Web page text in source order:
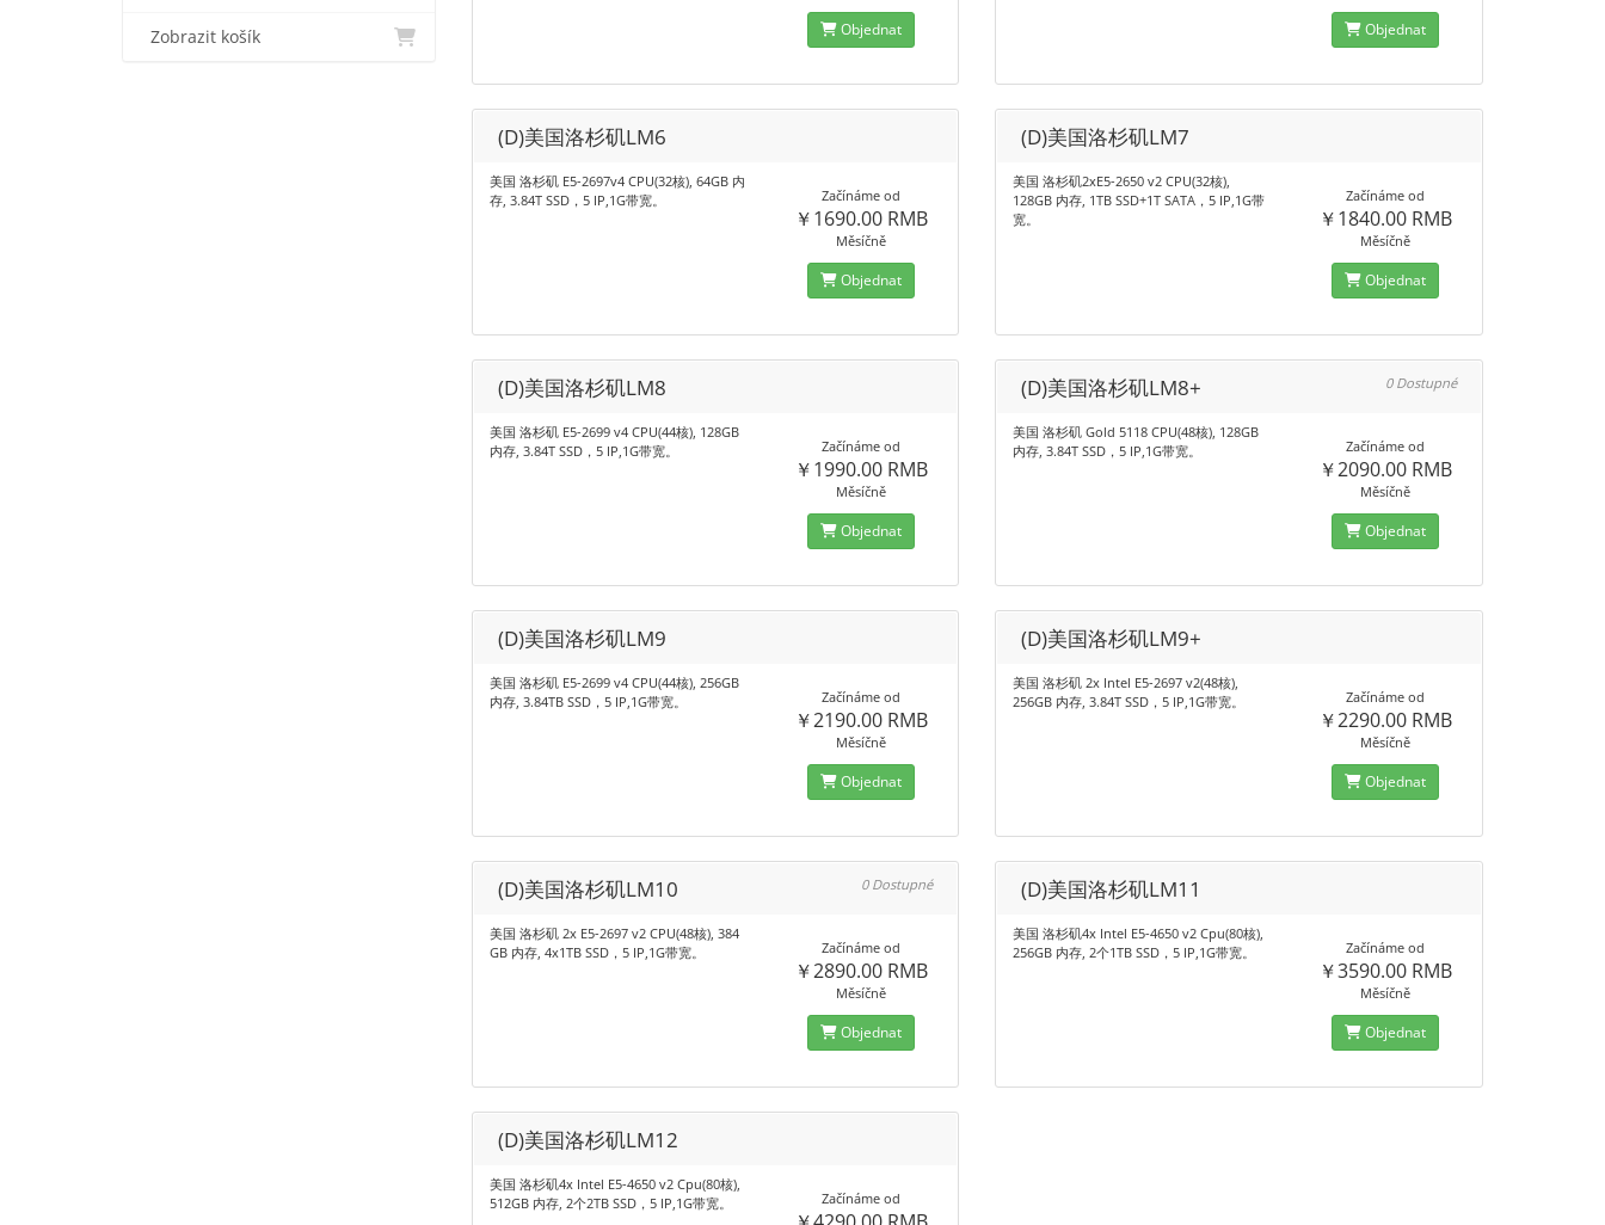
Zobrazit košík Objednat Objednat
(D)美国洛杉矶LM6
美国 洛杉矶 E5-2697v4 CPU(32核), 64GB 内
存, 3.84T SSD，5 IP,1G带宽。
Začínáme od
￥1690.00 RMB
Měsíčně
Objednat
(D)美国洛杉矶LM7
美国 洛杉矶2xE5-2650 v2 CPU(32核),
128GB 内存, 1TB SSD+1T SATA，5 IP,1G带
宽。
Začínáme od
￥1840.00 RMB
Měsíčně
Objednat
(D)美国洛杉矶LM8
美国 洛杉矶 E5-2699 v4 CPU(44核), 128GB
内存, 3.84T SSD，5 IP,1G带宽。
Začínáme od
￥1990.00 RMB
Měsíčně
Objednat
(D)美国洛杉矶LM8+ 0 Dostupné
美国 洛杉矶 Gold 5118 CPU(48核), 128GB
内存, 3.84T SSD，5 IP,1G带宽。
Začínáme od
￥2090.00 RMB
Měsíčně
Objednat
(D)美国洛杉矶LM9
美国 洛杉矶 E5-2699 v4 CPU(44核), 256GB
内存, 3.84TB SSD，5 IP,1G带宽。
Začínáme od
￥2190.00 RMB
Měsíčně
Objednat
(D)美国洛杉矶LM9+
美国 洛杉矶 2x Intel E5-2697 v2(48核),
256GB 内存, 3.84T SSD，5 IP,1G带宽。
Začínáme od
￥2290.00 RMB
Měsíčně
Objednat
(D)美国洛杉矶LM10 0 Dostupné
美国 洛杉矶 2x E5-2697 v2 CPU(48核), 384
GB 内存, 4x1TB SSD，5 IP,1G带宽。
Začínáme od
￥2890.00 RMB
Měsíčně
Objednat
(D)美国洛杉矶LM11
美国 洛杉矶4x Intel E5-4650 v2 Cpu(80核),
256GB 内存, 2个1TB SSD，5 IP,1G带宽。
Začínáme od
￥3590.00 RMB
Měsíčně
Objednat
(D)美国洛杉矶LM12
美国 洛杉矶4x Intel E5-4650 v2 Cpu(80核),
512GB 内存, 2个2TB SSD，5 IP,1G带宽。
Začínáme od